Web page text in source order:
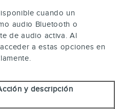
cuando un
audio Bluetooth o
de audio activa. Al
a estas opciones en
y descripción